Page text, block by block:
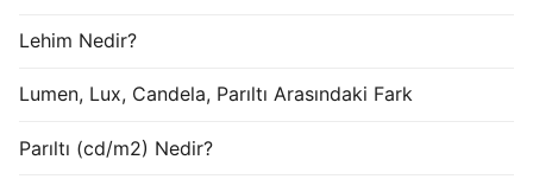
Lehim Nedir?
Lumen, Lux, Candela, Parıltı Arasındaki Fark
Parıltı (cd/m2) Nedir?